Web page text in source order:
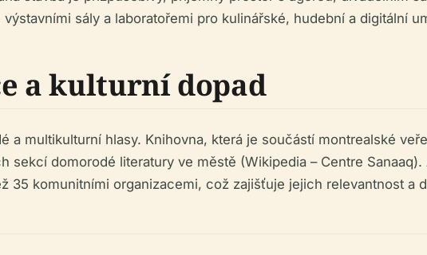
sály a laboratořemi pro kulinářské, hudební a digitální
a kulturní dopad
a multikulturní hlasy. Knihovna, která je součástí montrealské
domorodé literatury ve městě (Wikipedia – Centre
35 komunitními organizacemi, což zajišťuje jejich relevantnost a